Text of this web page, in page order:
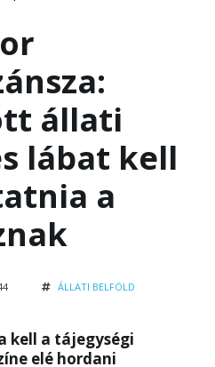
állati
lábat kell
a
ÁLLATI BELFÖLD
kell a tájegységi
elé hordani